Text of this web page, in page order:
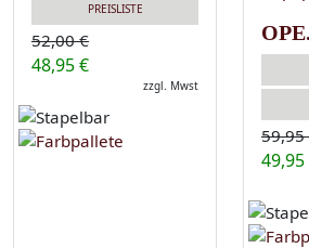
PREISLISTE
52,00 €
48,95 €
zzgl. Mwst
59,95
49,95